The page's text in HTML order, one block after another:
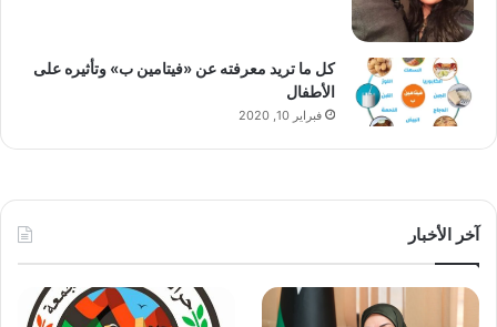
كل ما تريد معرفته عن «فيتامين ب» وتأثيره على
الأطفال
فبراير 10, 2020
آخر الأخبار